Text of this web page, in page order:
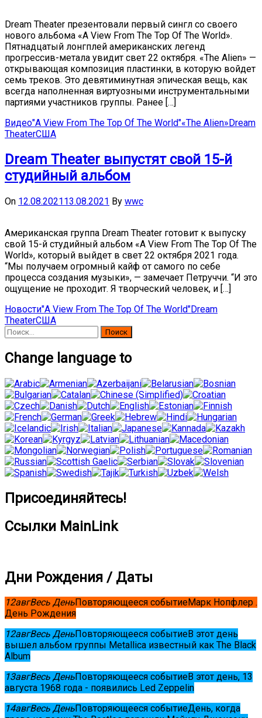
Dream Theater презентовали первый сингл со своего
нового альбома «A View From The Top Of The World».
Пятнадцатый лонгплей американских легенд
прогрессив-метала увидит свет 22 октября. «The Alien» —
открывающая композиция пластинки, в которую войдет
семь треков. Это девятиминутная эпическая вещь, как
всегда наполненная виртуозными инструментальными
партиями участников группы. Ранее […]
Видео"A View From The Top Of The World"«The Alien» Dream
TheaterСША
Dream Theater выпустят свой 15-й
студийный альбом
On 12.08.202113.08.2021 By wwc
Американская группа Dream Theater готовит к выпуску
свой 15-й студийный альбом «A View From The Top Of The
World», который выйдет в свет 22 октября 2021 года.
“Мы получаем огромный кайф от самого по себе
процесса создания музыки», — замечает Петруччи. “И это
ощущение не проходит. Я творческий человек, и […]
Новости"A View From The Top Of The World"Dream
TheaterСША
Найти:
Change language to
Присоединяйтесь!
Ссылки MainLink
Дни Рождения / Даты
12авгВесь ДеньПовторяющееся событиеМарк Нопфлер .
День Рождения
12авгВесь ДеньПовторяющееся событиеВ этот день
вышел альбом группы Metallica известный как The Black
Album
13авгВесь ДеньПовторяющееся событиеВ этот день, 13
августа 1968 года - появились Led Zeppelin
14авгВесь ДеньПовторяющееся событиеДень, когда